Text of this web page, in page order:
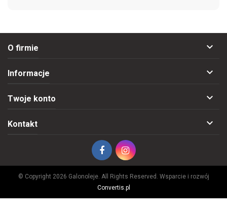
O firmie 
Informacje 
Twoje konto 
Kontakt 
© Copyright 2026 Galonoleje. All Rights Reserved. Wsparcie i rozwój
Convertis.pl